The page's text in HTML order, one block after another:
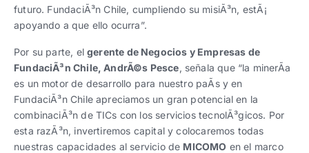
futuro. FundaciÃ³n Chile, cumpliendo su misiÃ³n, estÃ¡
apoyando a que ello ocurra”.
Por su parte, elgerente de Negocios y Empresas de
FundaciÃ³n Chile, AndrÃ©s Pesce, señala que “la minerÃ­a
es un motor de desarrollo para nuestro paÃ­s y en
FundaciÃ³n Chile apreciamos un gran potencial en la
combinaciÃ³n de TICs con los servicios tecnolÃ³gicos. Por
esta razÃ³n, invertiremos capital y colocaremos todas
nuestras capacidades al servicio de MICOMO en el marco